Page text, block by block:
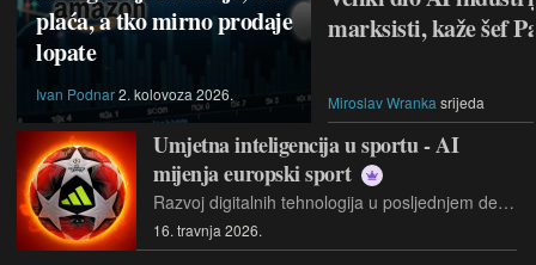
plaća, a tko mirno prodaje
lopate
Ivan Podnar2. kolovoza 2026.
marksisti, kaže šef
Miroslav Wranka srijeda
Umjetna inteligencija u sportu - AI
mijenja europski sport
Razvoj digitalnih tehnologija u posljednjem desetljeću značajno je promijenio način na koji funkcionira profesionalni sport. Ono što je donedavno pripadalo domeni znanstvene fantastike, poput primjene algoritama koji analiziraju pokrete sportaša, predviđaju ozljede ili pomažu trenerima u taktičkim odlukama, u profesionalnom sportu postala je svakodnevna praksa
16. travnja 2026.